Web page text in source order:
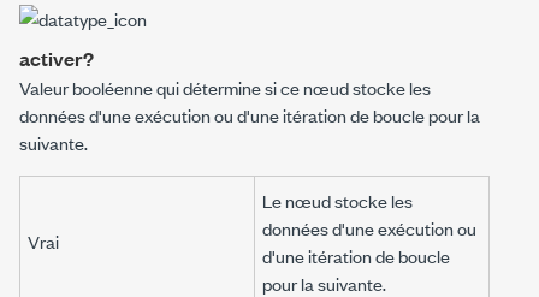
activer?
Valeur booléenne qui détermine si ce nœud stocke les
données d'une exécution ou d'une itération de boucle pour la
suivante.
Vrai
Le nœud stocke les
données d'une exécution ou
d'une itération de boucle
pour la suivante.